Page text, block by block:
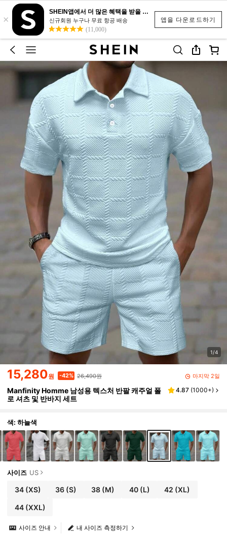
앱을 다운로드하기
×
SHEIN앱에서 더 많은 혜택을 받을 수 있어요.
신규회원 누구나 무료 항공 배송
(11,000)
1/4
15,280원 -42% 26,490원 마지막 2일
Manfinity Homme 남성용 텍스처 반팔 캐주얼 폴
로 셔츠 및 반바지 세트
4.87 (1000+)
색: 하늘색
사이즈 US
34(XS) 36 (S) 38(M) 40(L) 42 (XL)
44(XXL)
내 사이즈 측정하기
사이즈 안내